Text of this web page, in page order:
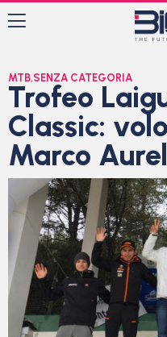
MTB,SENZA CATEGORIA
Trofeo
Classic:
Marco